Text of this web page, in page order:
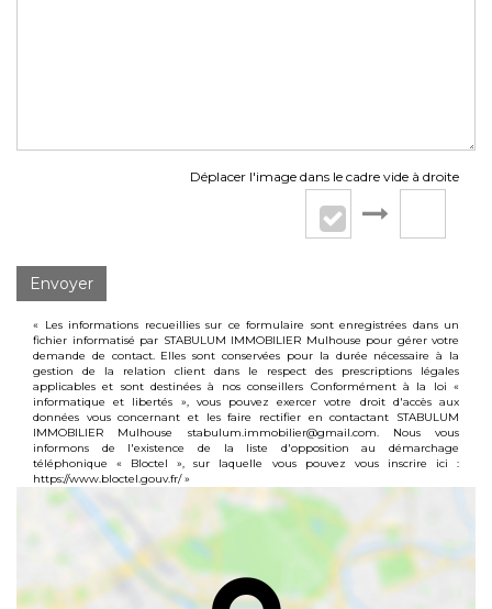
Déplacer l'image dans le cadre vide à droite
Envoyer
« Les informations recueillies sur ce formulaire sont enregistrées dans un
fichier informatisé par STABULUM IMMOBILIER Mulhouse pour gérer votre
demande de contact. Elles sont conservées pour la durée nécessaire à la
gestion de la relation client dans le respect des prescriptions légales
applicables et sont destinées à nos conseillers Conformément à la loi «
informatique et libertés », vous pouvez exercer votre droit d'accès aux
données vous concernant et les faire rectifier en contactant STABULUM
IMMOBILIER Mulhouse stabulum.immobilier@gmail.com. Nous vous
informons de l'existence de la liste d'opposition au démarchage
téléphonique « Bloctel », sur laquelle vous pouvez vous inscrire ici :
https://www.bloctel.gouv.fr/»